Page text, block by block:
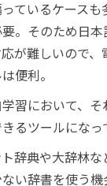
ているケースも
。そのため日本
が難しいので、
便利。
習において、そ
るツールになっ
辞典や大辞林な
い辞書を使う機